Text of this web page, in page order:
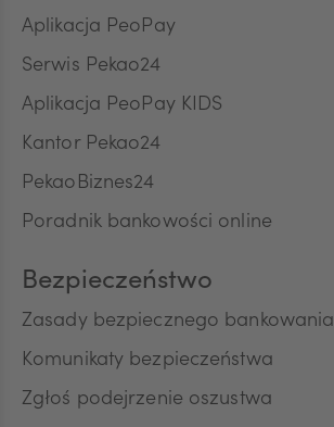
ZAR
Aplikacja PeoPay
Serwis Pekao24
Aplikacja PeoPay KIDS
Kantor Pekao24
PekaoBiznes24
Poradnik bankowości online
Bezpieczeństwo
Zasady bezpiecznego bankowania
Komunikaty bezpieczeństwa
Zgłoś podejrzenie oszustwa